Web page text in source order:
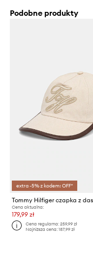
Podobne produkty
extra -5% z kodem: OFF*
Cena aktualna:
179,99 zł
Cena regularna:259,99 zł
Najniższa cena:187,99 zł